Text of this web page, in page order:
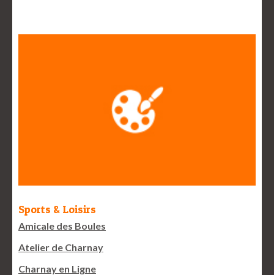
Sports & Loisirs
Amicale des Boules
Atelier de Charnay
Charnay en Ligne